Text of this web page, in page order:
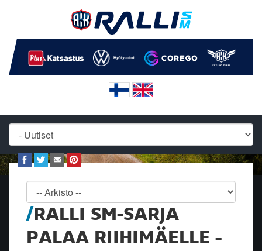
RALLI SM-SARJA
PALAA RIIHIMÄELLE -